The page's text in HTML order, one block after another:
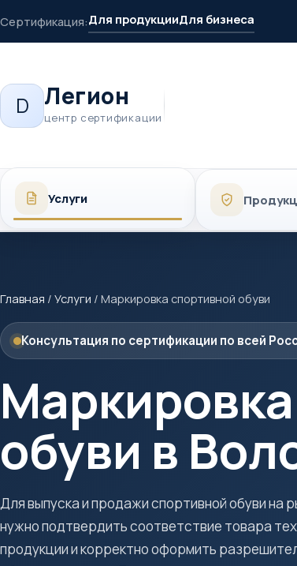
Сертификация:Для продукцииДля бизнеса
D Легион
центр сертификации
Услуги
Главная / Услуги / Маркировка спортивной обуви
Консультация по сертификации по всей
обуви в
Для выпуска и продажи спортивной обуви
нужно подтвердить соответствие товара
продукции и корректно оформить